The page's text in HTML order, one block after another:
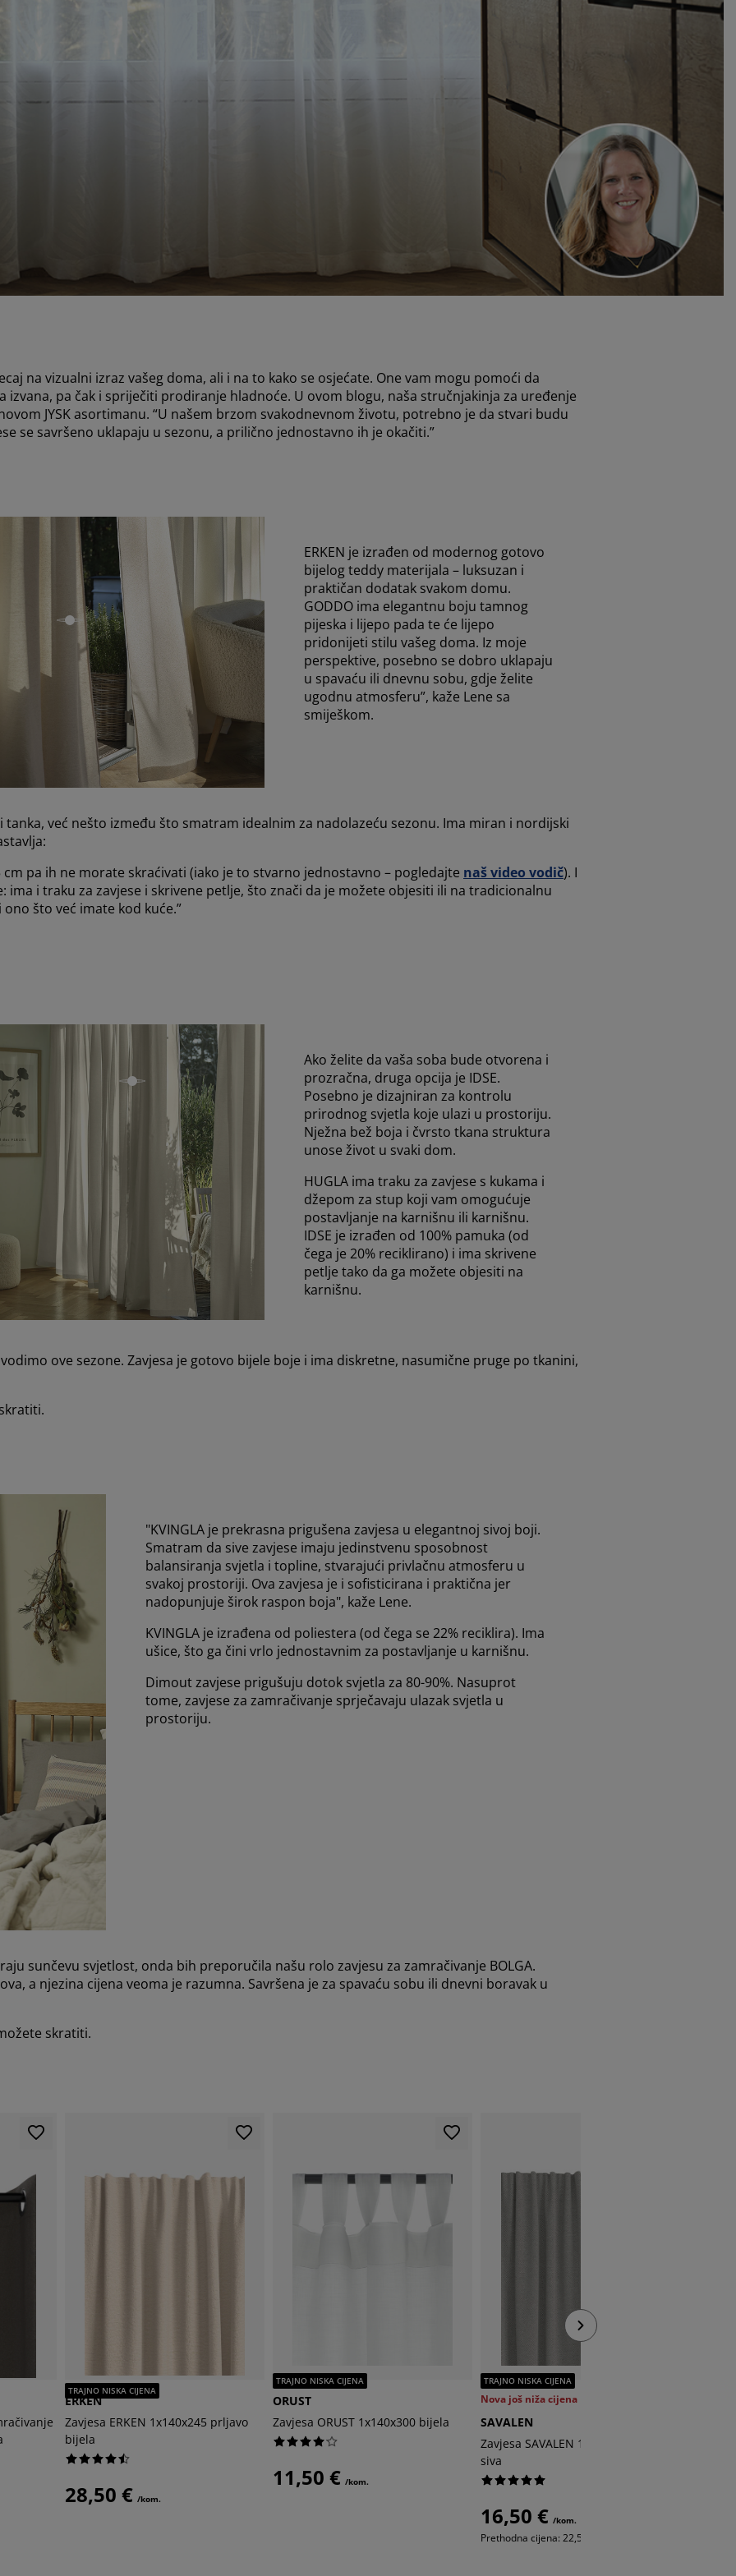
na vizualni izraz vašeg doma, ali i na to kako se osjećate. One vam mogu pomoći da
pa čak i spriječiti prodiranje hladnoće. U ovom blogu, naša stručnjakinja za uređenje
JYSK asortimanu. “U našem brzom svakodnevnom životu, potrebno je da stvari budu
se savršeno uklapaju u sezonu, a prilično jednostavno ih je okačiti.”
open
ERKEN je izrađen od modernog gotovo
bijelog teddy materijala – luksuzan i
praktičan dodatak svakom domu.
GODDO ima elegantnu boju tamnog
pijeska i lijepo pada te će lijepo
pridonijeti stilu vašeg doma. Iz moje
perspektive, posebno se dobro uklapaju
u spavaću ili dnevnu sobu, gdje želite
ugodnu atmosferu”, kaže Lene sa
smiješkom.
tanka, već nešto između što smatram idealnim za nadolazeću sezonu. Ima miran i nordijski
cm pa ih ne morate skraćivati (iako je to stvarno jednostavno – pogledajte naš video vodič). I
i traku za zavjese i skrivene petlje, što znači da je možete objesiti ili na tradicionalnu
što već imate kod kuće.”
open
Ako želite da vaša soba bude otvorena i
prozračna, druga opcija je IDSE.
Posebno je dizajniran za kontrolu
prirodnog svjetla koje ulazi u prostoriju.
Nježna bež boja i čvrsto tkana struktura
unose život u svaki dom.
HUGLA ima traku za zavjese s kukama i
džepom za stup koji vam omogućuje
postavljanje na karnišnu ili karnišnu.
IDSE je izrađen od 100% pamuka (od
čega je 20% reciklirano) i ima skrivene
petlje tako da ga možete objesiti na
karnišnu.
ove sezone. Zavjesa je gotovo bijele boje i ima diskretne, nasumične pruge po tkanini,
"KVINGLA je prekrasna prigušena zavjesa u elegantnoj sivoj boji.
Smatram da sive zavjese imaju jedinstvenu sposobnost
balansiranja svjetla i topline, stvarajući privlačnu atmosferu u
svakoj prostoriji. Ova zavjesa je i sofisticirana i praktična jer
nadopunjuje širok raspon boja", kaže Lene.
KVINGLA je izrađena od poliestera (od čega se 22% reciklira). Ima
ušice, što ga čini vrlo jednostavnim za postavljanje u karnišnu.
Dimout zavjese prigušuju dotok svjetla za 80-90%. Nasuprot
tome, zavjese za zamračivanje sprječavaju ulazak svjetla u
prostoriju.
sunčevu svjetlost, onda bih preporučila našu rolo zavjesu za zamračivanje BOLGA.
a njezina cijena veoma je razumna. Savršena je za spavaću sobu ili dnevni boravak u
skratiti.
TRAJNO NISKA CIJENA
ERKEN
Zavjesa ERKEN 1x140x245 prljavo
bijela
28,50 € /kom.
TRAJNO NISKA CIJENA
ORUST
Zavjesa ORUST 1x140x300 bijela
11,50 € /kom.
TRAJNO NISKA CIJENA
Nova još niža cijena
SAVALEN
Zavjesa SAVALEN 1x140x245 šenil
siva
16,50 € /kom.
Prethodna cijena: 22,50 € /kom.